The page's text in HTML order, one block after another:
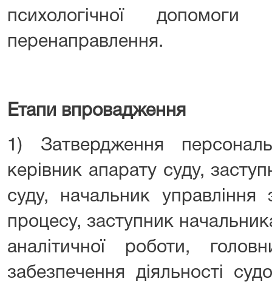
психологічної
перенаправлення.
Етапи впровадження
1) Затвердження
керівник апарату суду,
суду, начальник управління
процесу, заступник
аналітичної роботи,
забезпечення діяльності